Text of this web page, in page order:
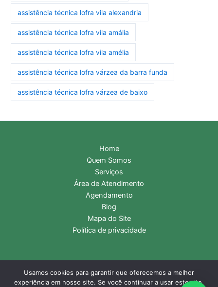
assistência técnica lofra vila alexandria
assistência técnica lofra vila amália
assistência técnica lofra vila amélia
assistência técnica lofra várzea da barra funda
assistência técnica lofra várzea de baixo
Home
Quem Somos
Serviços
Área de Atendimento
Agendamento
Blog
Mapa do Site
Política de privacidade
Copyright © 2026 Assistência Técnica Lofra | Central de
Usamos cookies para garantir que oferecemos a melhor
experiência em nosso site. Se você continuar a usar este site,